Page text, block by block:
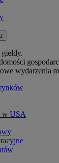
wydarzenia
w USA